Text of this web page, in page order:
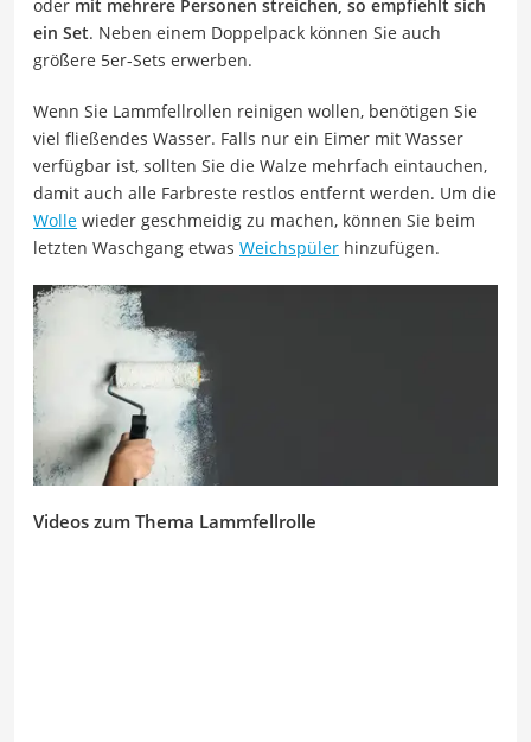
oder mit mehrere Personen streichen, so empfiehlt sich
ein Set. Neben einem Doppelpack können Sie auch
größere 5er-Sets erwerben.
Wenn Sie Lammfellrollen reinigen wollen, benötigen Sie
viel fließendes Wasser. Falls nur ein Eimer mit Wasser
verfügbar ist, sollten Sie die Walze mehrfach eintauchen,
damit auch alle Farbreste restlos entfernt werden. Um die
Wolle wieder geschmeidig zu machen, können Sie beim
letzten Waschgang etwas Weichspüler hinzufügen.
Videos zum Thema Lammfellrolle